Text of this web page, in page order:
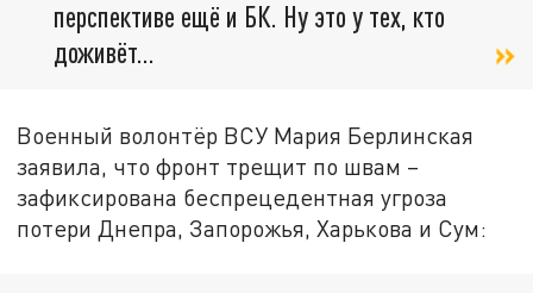
перспективе ещё и БК. Ну это у тех, кто
доживёт…
Военный волонтёр ВСУ Мария Берлинская
заявила, что фронт трещит по швам –
зафиксирована беспрецедентная угроза
потери Днепра, Запорожья, Харькова и Сум: